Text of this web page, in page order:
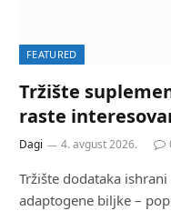
FEATURED
Tržište
raste
Dagi 4. avgust 2026.
Tržište dodataka
adaptogene biljke –